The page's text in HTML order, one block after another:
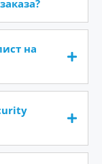
на